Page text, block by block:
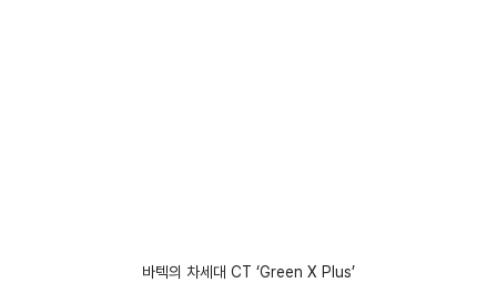
바텍의 차세대 CT ‘Green X Plus’